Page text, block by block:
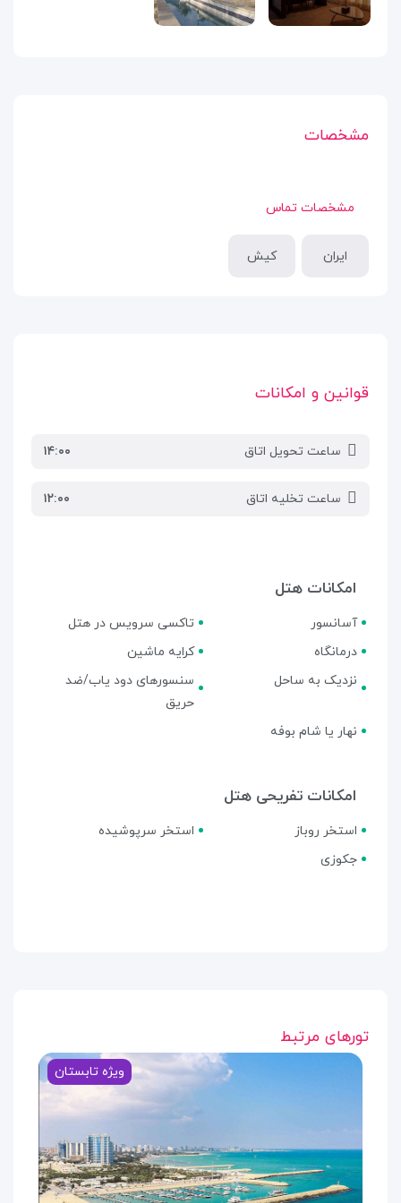
مشخصات
مشخصات تماس
ایران کیش
قوانین و امکانات
ساعت تحویل اتاق ۱۴:۰۰
ساعت تخلیه اتاق ۱۲:۰۰
امکانات هتل
آسانسور
تاکسی سرویس در هتل
درمانگاه
کرایه ماشین
نزدیک به ساحل
سنسورهای دود یاب/ضد
حریق
نهار یا شام بوفه
امکانات تفریحی هتل
استخر روباز
استخر سرپوشیده
جکوزی
تورهای مرتبط
ویژه تابستان